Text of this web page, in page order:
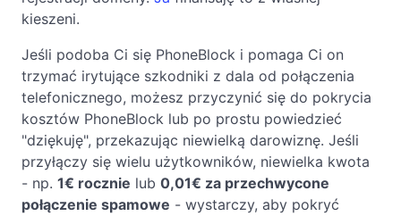
kieszeni.
Jeśli podoba Ci się PhoneBlock i pomaga Ci on
trzymać irytujące szkodniki z dala od połączenia
telefonicznego, możesz przyczynić się do pokrycia
kosztów PhoneBlock lub po prostu powiedzieć
"dziękuję", przekazując niewielką darowiznę. Jeśli
przyłączy się wielu użytkowników, niewielka kwota
- np. 1€ rocznie lub 0,01€ za przechwycone
połączenie spamowe - wystarczy, aby pokryć